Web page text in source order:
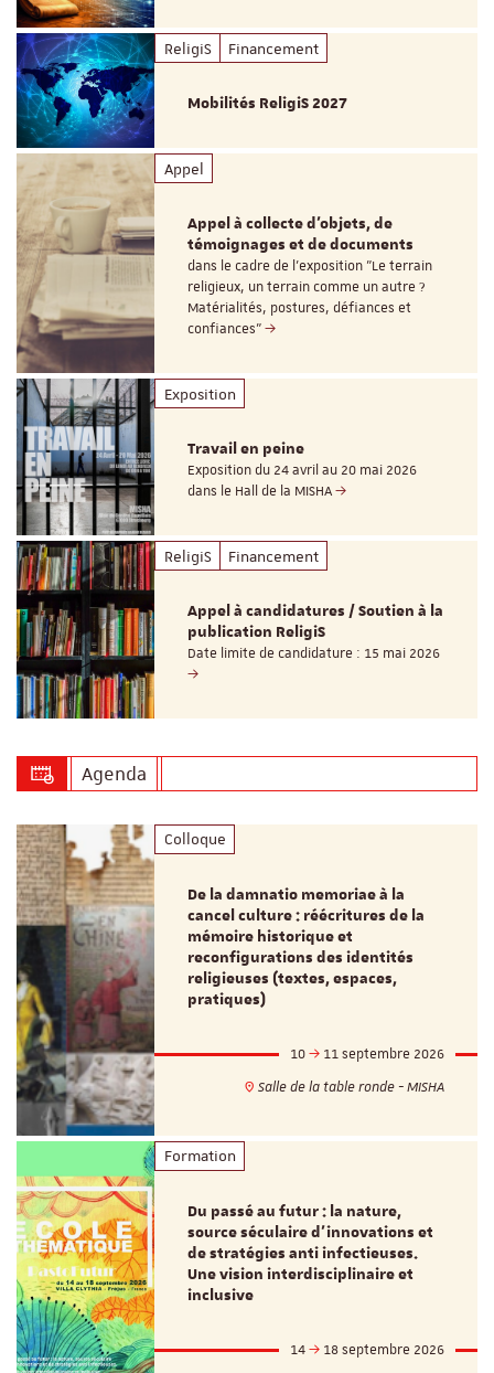
ReligiS Financement
Mobilités ReligiS 2027
Appel
Appel à collecte d'objets, de
témoignages et de documents
dans le cadre de l'exposition "Le terrain
religieux, un terrain comme un autre ?
Matérialités, postures, défiances et
confiances"
Exposition
Travail en peine
Exposition du 24 avril au 20 mai 2026
dans le Hall de la MISHA
ReligiS Financement
Appel à candidatures / Soutien à la
publication ReligiS
Date limite de candidature : 15 mai 2026
Agenda
Colloque
De la damnatio memoriae à la
cancel culture : réécritures de la
mémoire historique et
reconfigurations des identités
religieuses (textes, espaces,
pratiques)
10
11 septembre 2026
Salle de la table ronde - MISHA
Formation
Du passé au futur : la nature,
source séculaire d’innovations et
de stratégies anti infectieuses.
Une vision interdisciplinaire et
inclusive
14 18 septembre 2026